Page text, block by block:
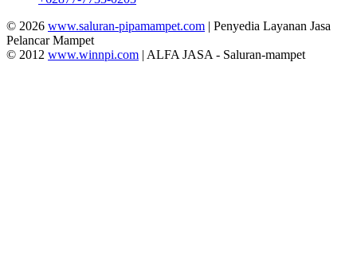
© 2026 www.saluran-pipamampet.com | Penyedia Layanan Jasa
Pelancar Mampet
© 2012 www.winnpi.com | ALFA JASA - Saluran-mampet